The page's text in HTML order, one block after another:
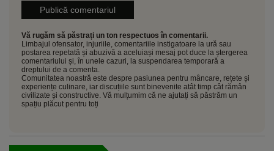
Vă rugăm să păstrați un ton respectuos în comentarii.
Limbajul ofensator, injuriile, comentariile instigatoare la ură sau
postarea repetată și abuzivă a aceluiași mesaj pot duce la ștergerea
comentariului și, în unele cazuri, la suspendarea temporară a
dreptului de a comenta.
Comunitatea noastră este despre pasiunea pentru mâncare, rețete și
experiențe culinare, iar discuțiile sunt binevenite atât timp cât rămân
civilizate și constructive. Vă mulțumim că ne ajutați să păstrăm un
spațiu plăcut pentru toți